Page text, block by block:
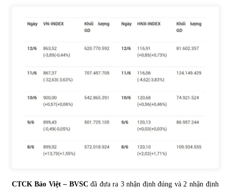
13/10/2021
CTCK Bảo Việt – BVSCđã đưa ra 3 nhận định đúng và 2 nhận định